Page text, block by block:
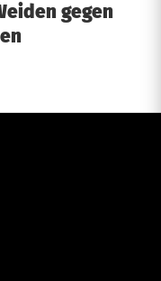
gegen